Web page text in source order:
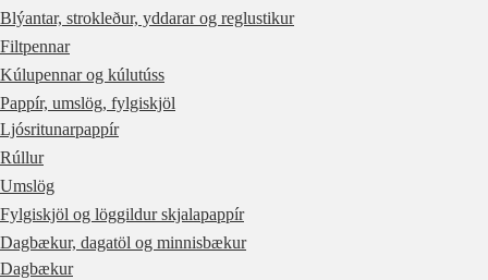
Blýantar, strokleður, yddarar og reglustikur
Filtpennar
Kúlupennar og kúlutúss
Pappír, umslög, fylgiskjöl
Ljósritunarpappír
Rúllur
Umslög
Fylgiskjöl og löggildur skjalapappír
Dagbækur, dagatöl og minnisbækur
Dagbækur